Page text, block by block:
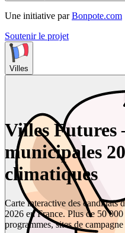
Une initiative par Bonpote.com
Soutenir le projet
Villes
Villes
municipales
climatiques
Carte interactive des candidats
2026 en France. Plus de 50
programmes, sites de